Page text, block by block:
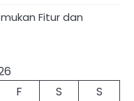
Fitur dan
F S
S